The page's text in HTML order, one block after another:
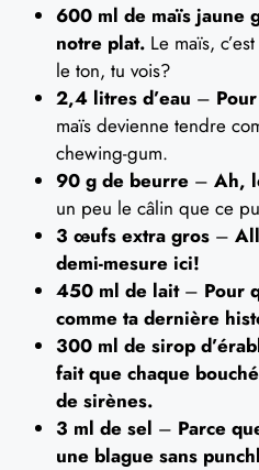
600 ml de maïs jaune
notre plat. Le maïs,
le ton, tu vois?
2,4 litres d’eau –
maïs devienne tendre
chewing-gum.
90 g de beurre – Ah,
un peu le câlin que ce
3 œufs extra gros –
demi-mesure ici!
450 ml de lait– Pour
comme ta dernière
300 ml de sirop
fait que chaque
de sirènes.
3 ml de sel – Parce
une blague sans